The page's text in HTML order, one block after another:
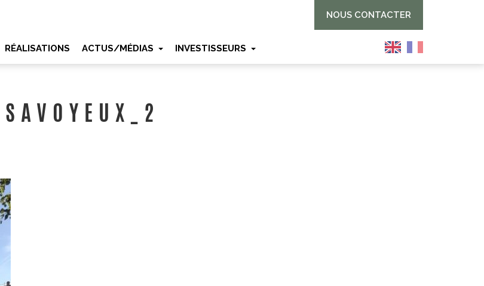
NOUS CONTACTER
RÉALISATIONS ACTUS/MÉDIAS INVESTISSEURS
SAVOYEUX_2